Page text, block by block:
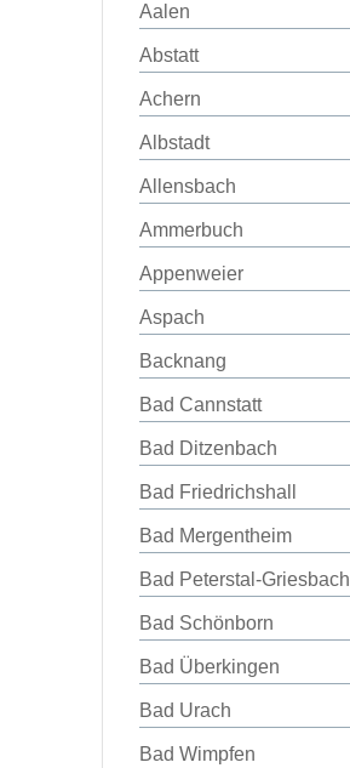
Aalen
Abstatt
Achern
Albstadt
Allensbach
Ammerbuch
Appenweier
Aspach
Backnang
Bad Cannstatt
Bad Ditzenbach
Bad Friedrichshall
Bad Mergentheim
Bad Peterstal-Griesbach
Bad Schönborn
Bad Überkingen
Bad Urach
Bad Wimpfen